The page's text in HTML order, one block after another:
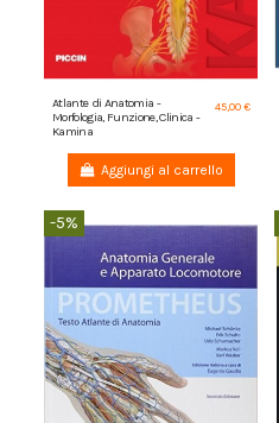
Atlante di Anatomia -
Morfologia, Funzione, Clinica -
Kamina
45,00 €
Aggiungi al carrello
-5%